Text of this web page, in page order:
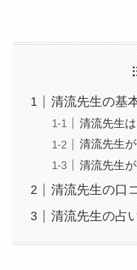
清流先生の基
清流先生
清流先生
清流先生
清流先生の口
清流先生の占